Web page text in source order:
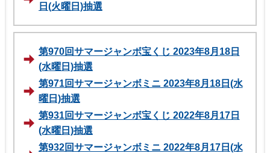
日(火曜日)抽選
第970回サマージャンボ宝くじ 2023年8月18日
(水曜日)抽選
第971回サマージャンボミニ 2023年8月18日(水
曜日)抽選
第931回サマージャンボ宝くじ 2022年8月17日
(水曜日)抽選
第932回サマージャンボミニ 2022年8月17日(水